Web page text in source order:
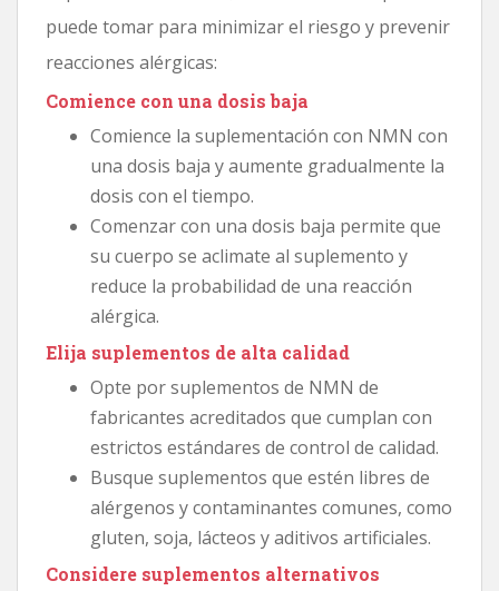
puede tomar para minimizar el riesgo y prevenir
reacciones alérgicas:
Comience con una dosis baja
Comience la suplementación con NMN con
una dosis baja y aumente gradualmente la
dosis con el tiempo.
Comenzar con una dosis baja permite que
su cuerpo se aclimate al suplemento y
reduce la probabilidad de una reacción
alérgica.
Elija suplementos de alta calidad
Opte por suplementos de NMN de
fabricantes acreditados que cumplan con
estrictos estándares de control de calidad.
Busque suplementos que estén libres de
alérgenos y contaminantes comunes, como
gluten, soja, lácteos y aditivos artificiales.
Considere suplementos alternativos